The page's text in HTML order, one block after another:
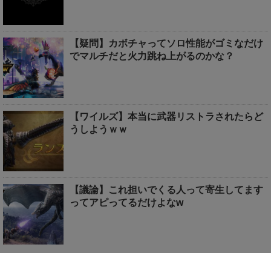
【疑問】カボチャってソロ性能がゴミなだけ
でマルチだと火力跳ね上がるのかな？
【ワイルズ】本当に武器リストラされたらど
うしようｗｗ
【議論】これ担いでくる人って寄生してます
ってアピってるだけよなw